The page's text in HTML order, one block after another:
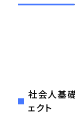
社会人基
ェクト